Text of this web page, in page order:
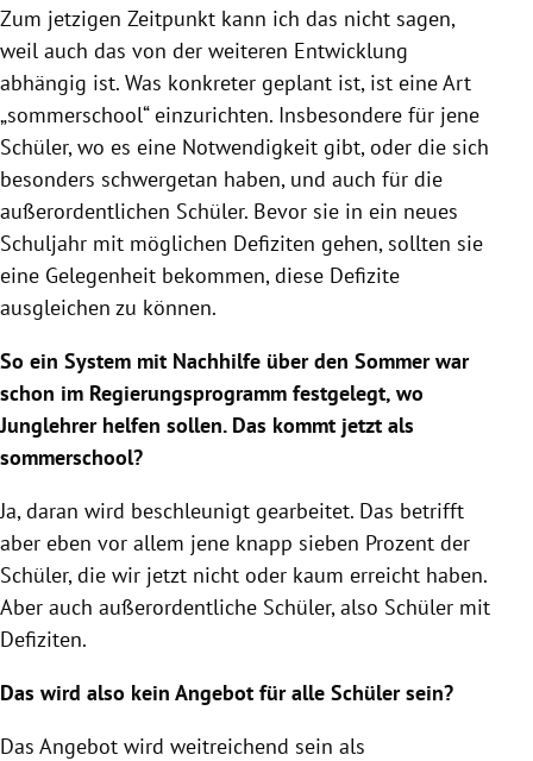
Zum jetzigen Zeitpunkt kann ich das nicht sagen,
weil auch das von der weiteren Entwicklung
abhängig ist. Was konkreter geplant ist, ist eine Art
„sommerschool“ einzurichten. Insbesondere für jene
Schüler, wo es eine Notwendigkeit gibt, oder die sich
besonders schwergetan haben, und auch für die
außerordentlichen Schüler. Bevor sie in ein neues
Schuljahr mit möglichen Defiziten gehen, sollten sie
eine Gelegenheit bekommen, diese Defizite
ausgleichen zu können.
So ein System mit Nachhilfe über den Sommer war
schon im Regierungsprogramm festgelegt, wo
Junglehrer helfen sollen. Das kommt jetzt als
sommerschool?
Ja, daran wird beschleunigt gearbeitet. Das betrifft
aber eben vor allem jene knapp sieben Prozent der
Schüler, die wir jetzt nicht oder kaum erreicht haben.
Aber auch außerordentliche Schüler, also Schüler mit
Defiziten.
Das wird also kein Angebot für alle Schüler sein?
Das Angebot wird weitreichend sein als